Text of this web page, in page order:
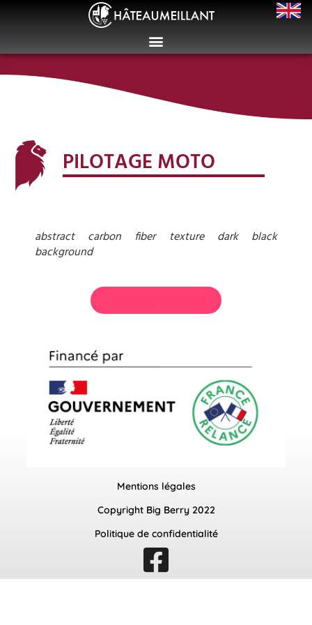
PILOTAGE MOTO
abstract carbon fiber texture dark black
background
Mentions légales
Copyright Big Berry 2022
Politique de confidentialité